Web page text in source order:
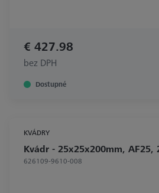
€ 427.98
bez DPH
Dostupné
KVÁDRY
Kvádr - 25x25x200mm, AF25,
626109-9610-008